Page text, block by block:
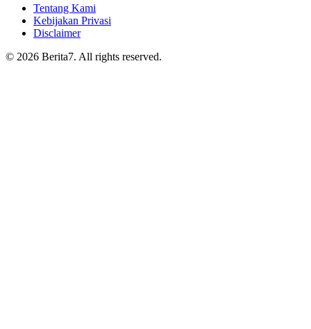
Tentang Kami
Kebijakan Privasi
Disclaimer
© 2026 Berita7. All rights reserved.